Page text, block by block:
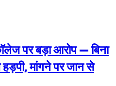
पर बड़ा आरोप — बिना
हड़पी, मांगने पर जान से